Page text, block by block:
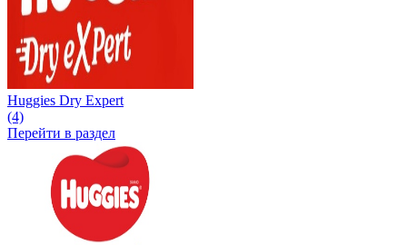
Huggies Dry Expert
(4)
Перейти в раздел